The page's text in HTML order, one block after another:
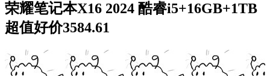
荣耀笔记本X16 2024 酷睿i5+16GB+1TB
超值好价3584.61